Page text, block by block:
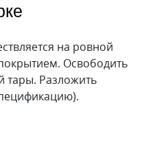
на ровной
Освободить
тары. Разложить